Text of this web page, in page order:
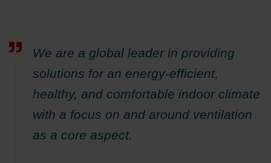
We are a global leader in providing
solutions for an energy-efficient,
healthy, and comfortable indoor climate
with a focus on and around ventilation
as a core aspect.